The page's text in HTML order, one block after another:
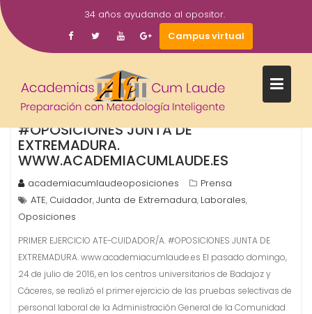
Saltar
al
contenido
34 años ayudando al opositor.
Campus virtual
Jul
2016
PRIMER EJERCICIO ATE-CUIDADOR/A.
#OPOSICIONES JUNTA DE
EXTREMADURA.
WWW.ACADEMIACUMLAUDE.ES
academiacumlaudeoposiciones
Prensa
ATE, Cuidador,Junta de Extremadura, Laborales,
Oposiciones
PRIMER EJERCICIO ATE-CUIDADOR/A. #OPOSICIONES JUNTA DE
EXTREMADURA. www.academiacumlaude.es El pasado domingo,
24 de julio de 2016, en los centros universitarios de Badajoz y
Cáceres, se realizó el primer ejercicio de las pruebas selectivas de
personal laboral de la Administración General de la Comunidad